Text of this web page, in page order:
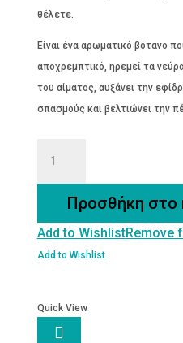
θέλετε.
Είναι ένα αρωματικό βότανο
αποχρεμπτικό, ηρεμεί τα
του αίματος, αυξάνει την
σπασμούς και βελτιώνει την
ποσότηταΠροσθήκη στο
Add to WishlistRemove
Add to Wishlist
Quick View
